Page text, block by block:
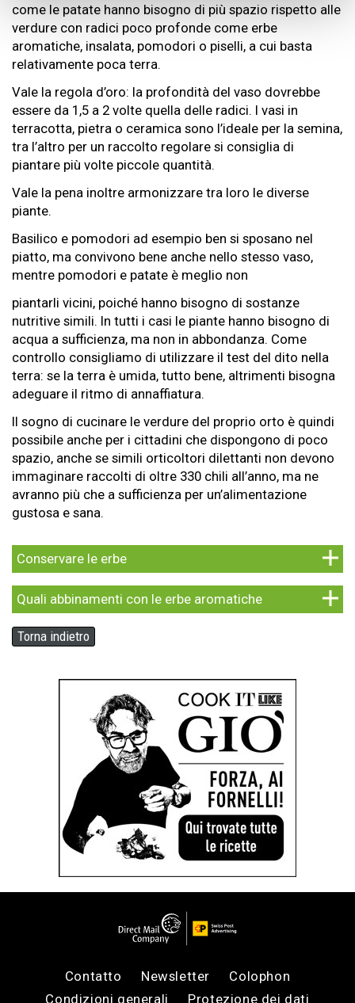
come le patate hanno bisogno di più spazio rispetto alle
verdure con radici poco profonde come erbe
aromatiche, insalata, pomodori o piselli, a cui basta
relativamente poca terra.
Vale la regola d’oro: la profondità del vaso dovrebbe
essere da 1,5 a 2 volte quella delle radici. I vasi in
terracotta, pietra o ceramica sono l’ideale per la semina,
tra l’altro per un raccolto regolare si consiglia di
piantare più volte piccole quantità.
Vale la pena inoltre armonizzare tra loro le diverse
piante.
Basilico e pomodori ad esempio ben si sposano nel
piatto, ma convivono bene anche nello stesso vaso,
mentre pomodori e patate è meglio non
piantarli vicini, poiché hanno bisogno di sostanze
nutritive simili. In tutti i casi le piante hanno bisogno di
acqua a sufficienza, ma non in abbondanza. Come
controllo consigliamo di utilizzare il test del dito nella
terra: se la terra è umida, tutto bene, altrimenti bisogna
adeguare il ritmo di annaffiatura.
Il sogno di cucinare le verdure del proprio orto è quindi
possibile anche per i cittadini che dispongono di poco
spazio, anche se simili orticoltori dilettanti non devono
immaginare raccolti di oltre 330 chili all’anno, ma ne
avranno più che a sufficienza per un’alimentazione
gustosa e sana.
Conservare le erbe
Quali abbinamenti con le erbe aromatiche
Torna indietro
Contatto Newsletter
Colophon
Condizioni generali
Protezione dei dati